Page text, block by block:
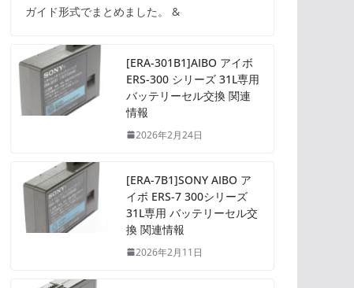
ガイド形式でまとめました。 &
[ERA-301B1]AIBO アイボ
ERS-300 シリーズ 31L専用
バッテリーセル交換 関連
情報
2026年2月24日
[ERA-7B1]SONY AIBO ア
イボ ERS-7 300シリーズ
31L専用 バッテリーセル交
換 関連情報
2026年2月11日